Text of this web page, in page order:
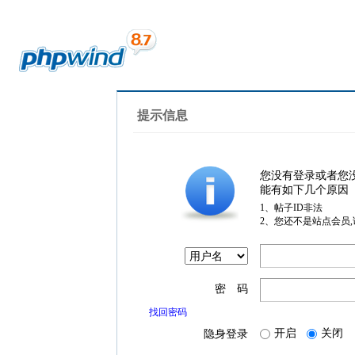
提示信息
您没有登录或者您
能有如下几个原因
1、帖子ID非法
2、您还不是站点会员
密 码
找回密码
隐身登录 开启 关闭